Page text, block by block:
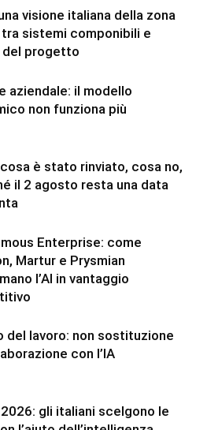
visione italiana della zona
sistemi componibili e
del progetto
aziendale: il modello
non funziona più
è stato rinviato, cosa no,
il 2 agosto resta una data
Enterprise: come
Martur e Prysmian
l’AI in vantaggio
del lavoro: non sostituzione
con l’IA
gli italiani scelgono le